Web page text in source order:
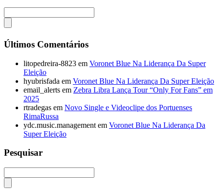
Últimos Comentários
litopedreira-8823 em Voronet Blue Na Liderança Da Super
Eleição
hyubrisfada em Voronet Blue Na Liderança Da Super Eleição
email_alerts em Zebra Libra Lança Tour “Only For Fans” em
2025
rtradegas em Novo Single e Videoclipe dos Portuenses
RimaRussa
ydc.music.management em Voronet Blue Na Liderança Da
Super Eleição
Pesquisar